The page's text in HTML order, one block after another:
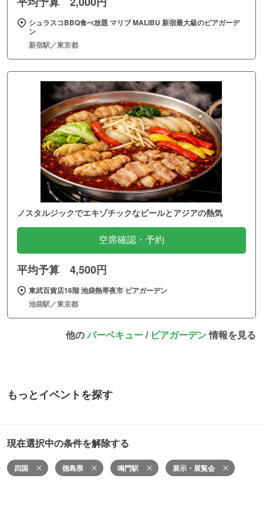
シュラスコBBQ食べ放題 マリブ MALIBU 新宿最大級のビアガーデ
ン
新宿駅／東京都
ノスタルジックでエキゾチックなビールとアジアの熱気
空席確認・予約
平均予算 4,500円
東武百貨店16階 池袋熱帯夜市 ビアガーデン
池袋駅／東京都
他のバーベキュー/ ビアガーデン情報を見る
もっとイベントを探す
現在選択中の条件を解除する
四国 徳島県 鳴門駅 展示・展覧会